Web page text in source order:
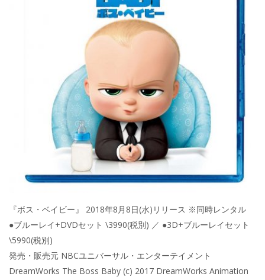
『ボス・ベイビー』 2018年8月8日(水)リリース ※同時レンタル
●ブルーレイ+DVDセット \3990(税別) ／ ●3D+ブルーレイセット
\5990(税別)
発売・販売元 NBCユニバーサル・エンターテイメント
DreamWorks The Boss Baby (c) 2017 DreamWorks Animation